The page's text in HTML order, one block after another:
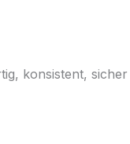
konsistent,